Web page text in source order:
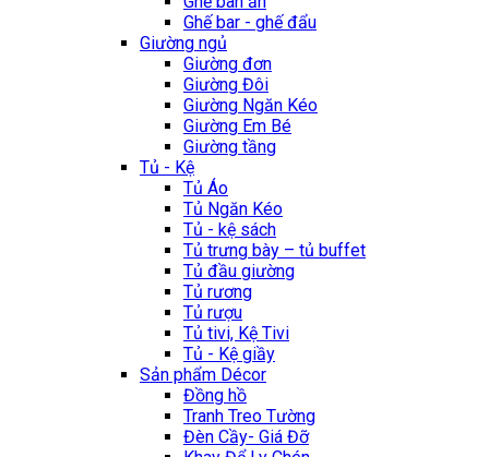
Ghế bar - ghế đẩu
Giường ngủ
Giường đơn
Giường Đôi
Giường Ngăn Kéo
Giường Em Bé
Giường tầng
Tủ - Kệ
Tủ Áo
Tủ Ngăn Kéo
Tủ - kệ sách
Tủ trưng bày – tủ buffet
Tủ đầu giường
Tủ rương
Tủ rượu
Tủ tivi, Kệ Tivi
Tủ - Kệ giầy
Sản phẩm Décor
Đồng hồ
Tranh Treo Tường
Đèn Cầy- Giá Đỡ